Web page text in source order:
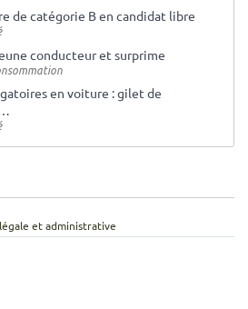
de catégorie B en candidat libre
conducteur et surprime
en voiture : gilet de
et administrative